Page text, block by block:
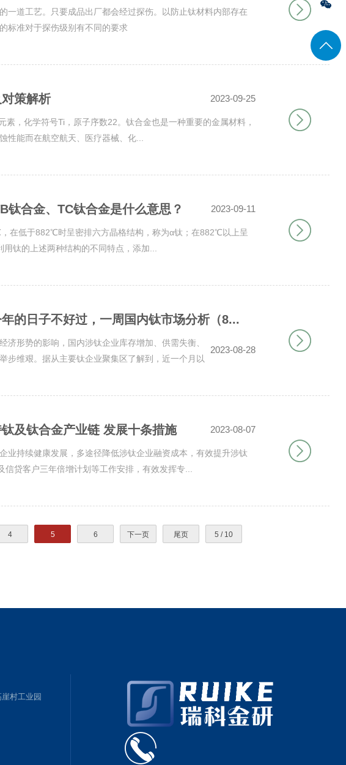
一道工艺。只要成品出厂都会经过探伤。以防止钛材料内部存在
标准对于探伤级别有不同的要求
策解析 2023-09-25
素，化学符号Ti，原子序数22。钛合金也是一种重要的金属材料，
性能而在航空航天、医疗器械、化...
钛合金、TC钛合金是什么意思？ 2023-09-11
在低于882℃时呈密排六方晶格结构，称为α钛；在882℃以上呈
钛的上述两种结构的不同特点，添加...
的日子不好过，一周国内钛市场分析（8...
2023-08-28
济形势的影响，国内涉钛企业库存增加、供需失衡、
步维艰。据从主要钛企业聚集区了解到，近一个月以
及钛合金产业链 发展十条措施 2023-08-07
业持续健康发展，多途径降低涉钛企业融资成本，有效提升涉钛
信贷客户三年倍增计划等工作安排，有效发挥专...
4 5 6 下一页 尾页 5 / 10
村工业园